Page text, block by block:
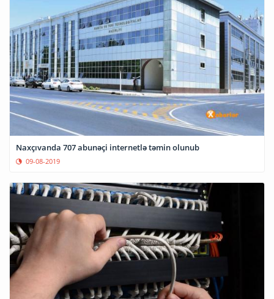
Naxçıvanda 707 abunəçi internetlə təmin olunub
09-08-2019